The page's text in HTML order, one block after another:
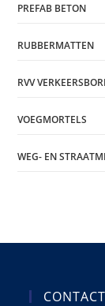
PREFAB BETON
RUBBERMATTEN
RVV
VOEGMORTELS
WEG- EN
CONTACT